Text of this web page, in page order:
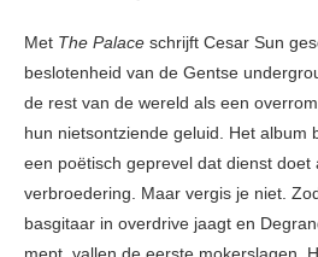
Met The Palace schrijft Cesar Sun
beslotenheid van de Gentse
de rest van de wereld als een
hun nietsontziende geluid. Het album
een poëtisch geprevel dat dienst doet
verbroedering. Maar vergis je niet.
basgitaar in overdrive jaagt en